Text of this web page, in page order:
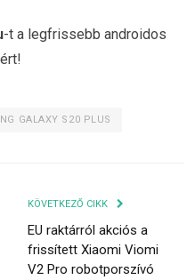
-t a legfrissebb androidos
GALAXY S20 PLUS
KÖVETKEZŐ CIKK
EU raktárról akciós a
frissített Xiaomi Viomi
V2 Pro robotporszívó